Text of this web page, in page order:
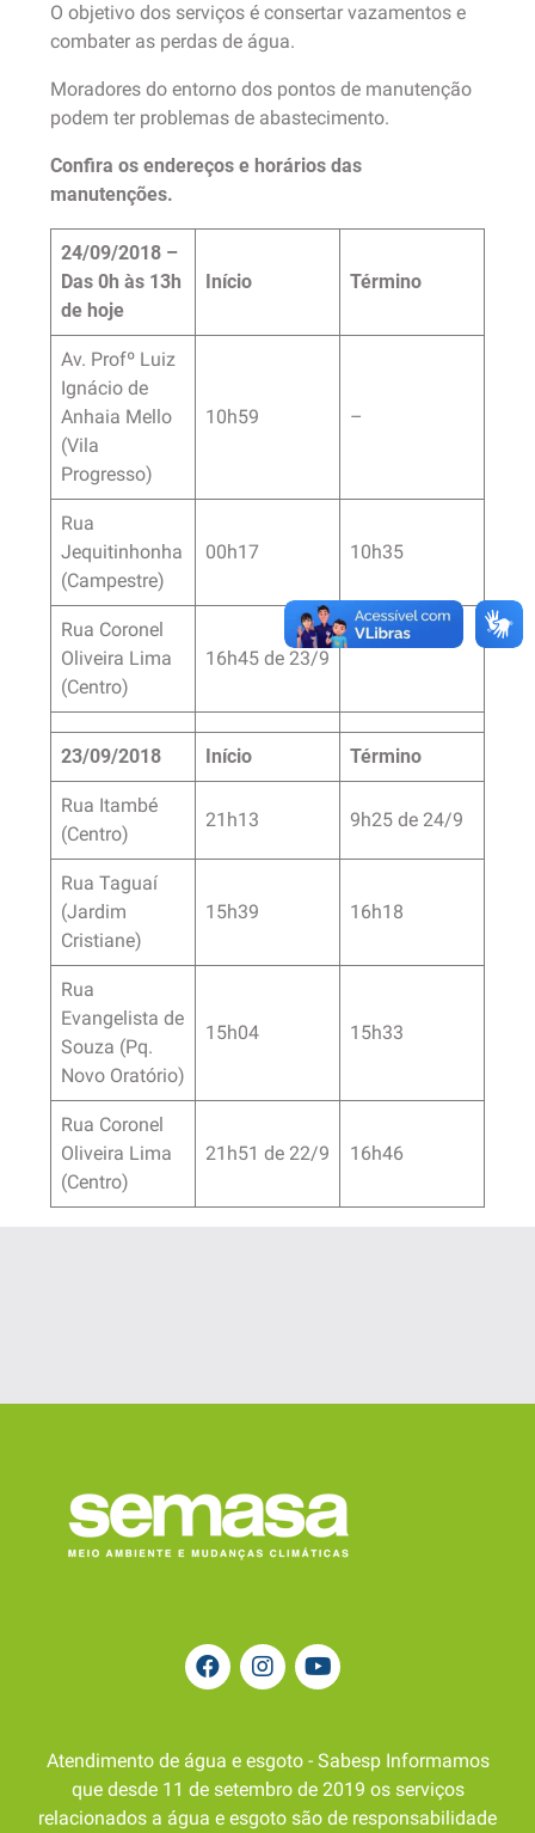
O objetivo dos serviços é consertar vazamentos e
combater as perdas de água.
Moradores do entorno dos pontos de manutenção
podem ter problemas de abastecimento.
Confira os endereços e horários das
manutenções.
24/09/2018 –
Das 0h às 13h
de hoje
Início Término
Av. Profº Luiz
Ignácio de
Anhaia Mello
(Vila
Progresso)
10h59 –
Rua
Jequitinhonha
(Campestre)
00h17 10h35
Rua Coronel
Oliveira Lima
(Centro)
16h45 de 23/9
23/09/2018 Início Término
Rua Itambé
(Centro)
21h13 9h25 de 24/9
Rua Taguaí
(Jardim
Cristiane)
15h39 16h18
Rua
Evangelista de
Souza (Pq.
Novo Oratório)
15h04 15h33
Rua Coronel
Oliveira Lima
(Centro)
21h51 de 22/9 16h46
Atendimento de água e esgoto - Sabesp Informamos
que desde 11 de setembro de 2019 os serviços
relacionados a água e esgoto são de responsabilidade